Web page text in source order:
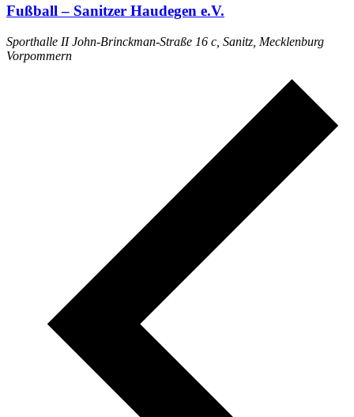
Fußball – Sanitzer Haudegen e.V.
Sporthalle IIJohn-Brinckman-Straße 16 c, Sanitz, Mecklenburg
Vorpommern